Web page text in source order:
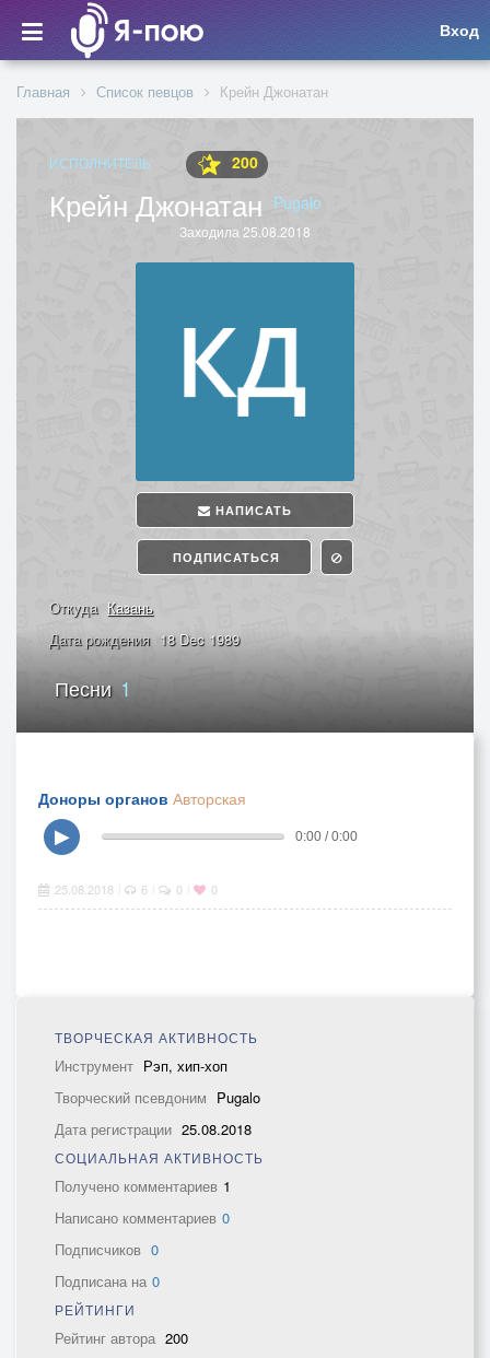
Вход
Главная Список певцов Крейн Джонатан
ИСПОЛНИТЕЛЬ 200
Крейн Джонатан Pugalo
Заходила 25.08.2018
НАПИСАТЬ
ПОДПИСАТЬСЯ
Откуда Казань
Дата рождения 18 Dec 1989
Песни1
Доноры органов Авторская
▶
0:00 / 0:00
25.08.2018 6 0 0
ТВОРЧЕСКАЯ АКТИВНОСТЬ
Инструмент Рэп, хип-хоп
Творческий псевдоним Pugalo
Дата регистрации 25.08.2018
СОЦИАЛЬНАЯ АКТИВНОСТЬ
Получено комментариев 1
Написано комментариев 0
Подписчиков 0
Подписана на 0
РЕЙТИНГИ
Рейтинг автора 200